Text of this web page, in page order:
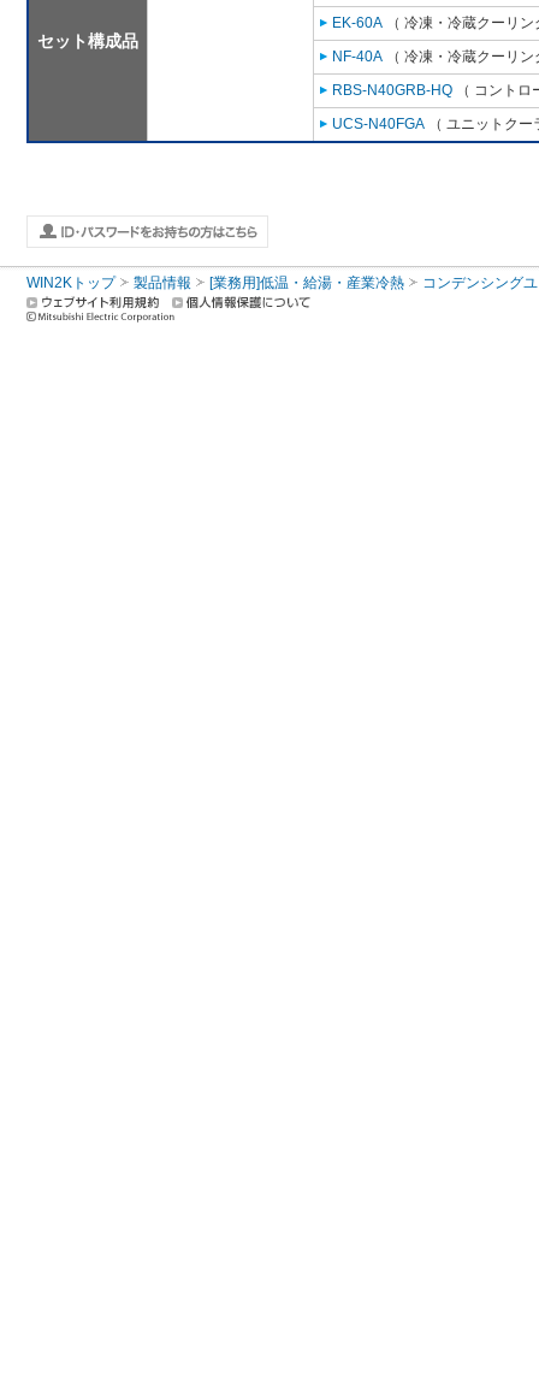
セット構成品
EK-60A （ 冷凍・冷蔵クーリ
NF-40A （ 冷凍・冷蔵クーリ
RBS-N40GRB-HQ （ コント
UCS-N40FGA （ ユニットク
WIN2Kトップ 製品情報 [業務用]低温・給湯・産業冷熱 コンデンシング